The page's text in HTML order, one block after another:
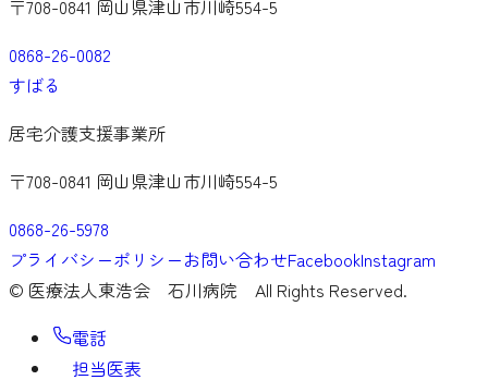
〒708-0841 岡山県津山市川崎554-5
0868-26-0082
すばる
居宅介護支援事業所
〒708-0841 岡山県津山市川崎554-5
0868-26-5978
プライバシーポリシーお問い合わせFacebookInstagram
© 医療法人東浩会 石川病院 All Rights Reserved.
電話
担当医表